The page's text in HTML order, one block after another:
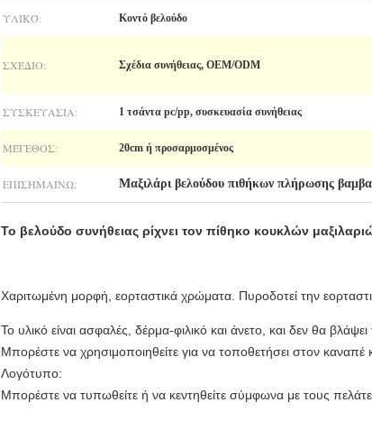
ΥΛΙΚΌ: Κοντό βελούδο
ΣΧΈΔΙΟ: Σχέδια συνήθειας, OEM/ODM
ΣΥΣΚΕΥΑΣΊΑ: 1 τσάντα pc/pp, συσκευασία συνήθειας
ΜΈΓΕΘΟΣ: 20cm ή προσαρμοσμένος
ΕΠΙΣΗΜΑΊΝΩ: Μαξιλάρι βελούδου πιθήκων πλήρωσης
Χαριτωμένη μορφή, εορταστικά χρώματα. Πυροδοτεί την
Το υλικό είναι ασφαλές, δέρμα-φιλικό και άνετο, και δεν θα
Μπορέστε να χρησιμοποιηθείτε για να τοποθετήσει στον
Λογότυπο:
Μπορέστε να τυπωθείτε ή να κεντηθείτε σύμφωνα με τους